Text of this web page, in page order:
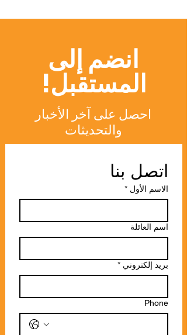
الدولية المتميز
انضم إلى
المستقبل!
احصل على آخر الأخبار
والتحديثات
اتصل بنا
الاسم الأول *
اسم العائلة
بريد إلكتروني *
Phone